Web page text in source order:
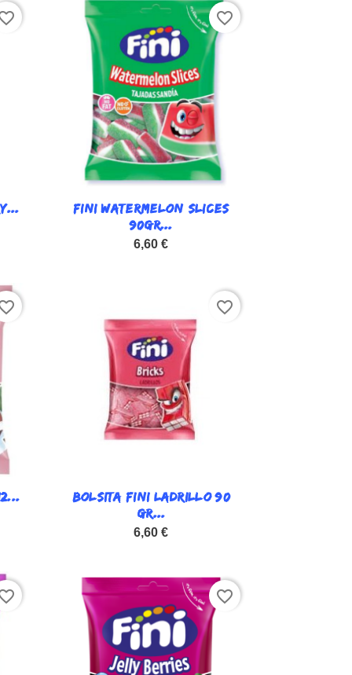
Vista rápida
FINI WATERMELON SLICES
90GR...
6,60 €
favorite_border
 Vista rápida
BOLSITA FINI LADRILLO 90
GR...
6,60 €
favorite_border
favorite_border